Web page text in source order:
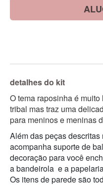
detalhes do kit
O tema raposinha é
tribal mas traz uma
para meninos e meninas
Além das peças descritas
acompanha suporte de
decoração para você
a bandeirola e a
Os itens de parede são